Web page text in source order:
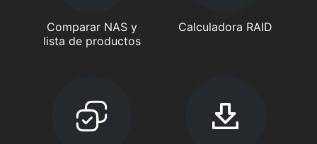
Comparar NAS y
lista de productos
Calculadora RAID